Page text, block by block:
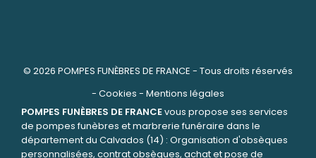
© 2026 POMPES FUNÈBRES DE FRANCE - Tous droits réservés
- Cookies - Mentions légales
POMPES FUNÈBRES DE FRANCEvous propose ses services
de pompes funèbres et marbrerie funéraire dans le
département du Calvados (14) : Organisation d'obsèques
personnalisées, contrat obsèques, achat et pose de